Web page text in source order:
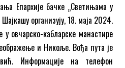
Епархије бачке „Светињама у
организују, 18. маја 2024.
овчарско-кабларске манастире
и Никоље. Вођа пута је
Информације на телефон